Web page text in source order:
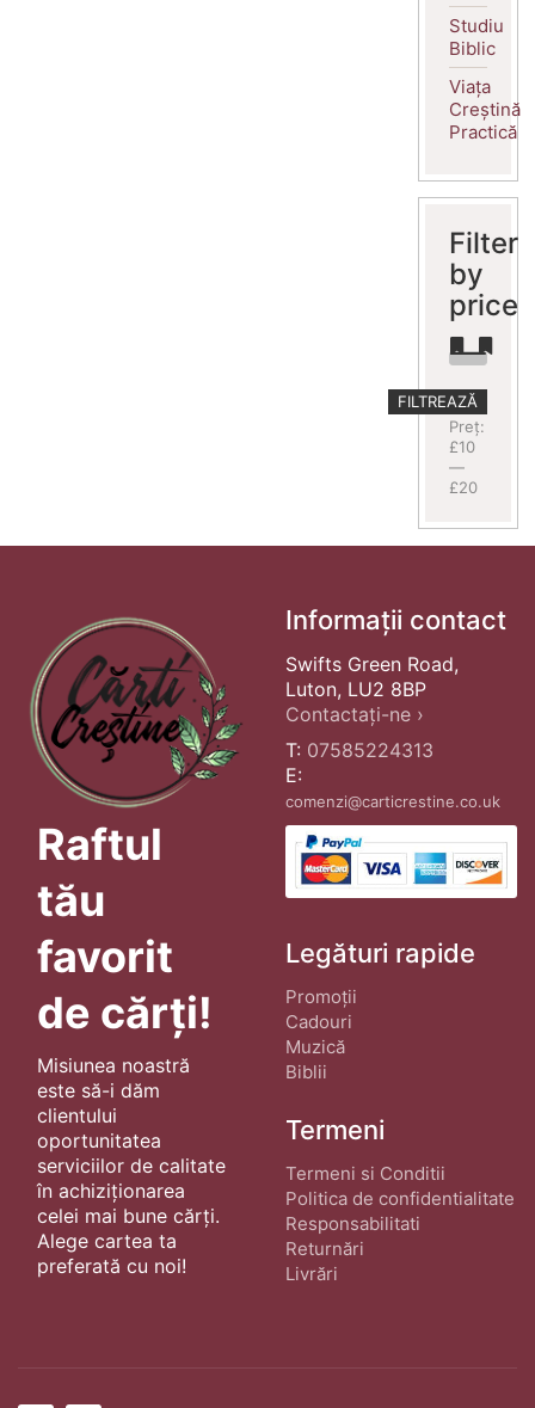
Studiu
Biblic
Viața
Creștină
Practică
Filter
by
price
Preț
minim
Preț
maxim
FILTREAZĂ
Preț:
£10
—
£20
Raftul
tău
favorit
de cărți!
Misiunea noastră
este să-i dăm
clientului
oportunitatea
serviciilor de calitate
în achiziționarea
celei mai bune cărți.
Alege cartea ta
preferată cu noi!
Informații contact
Swifts Green Road,
Luton, LU2 8BP
Contactați-ne ›
T: 07585224313
E:
comenzi@carticrestine.co.uk
Legături rapide
Promoții
Cadouri
Muzică
Biblii
Termeni
Termeni si Conditii
Politica de confidentialitate
Responsabilitati
Returnări
Livrări